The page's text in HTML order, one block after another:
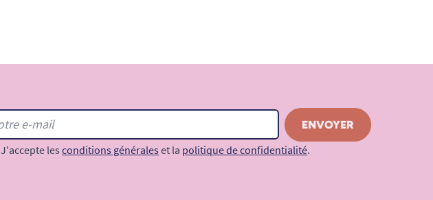
J'accepte les conditions générales et la politique de confidentialité.